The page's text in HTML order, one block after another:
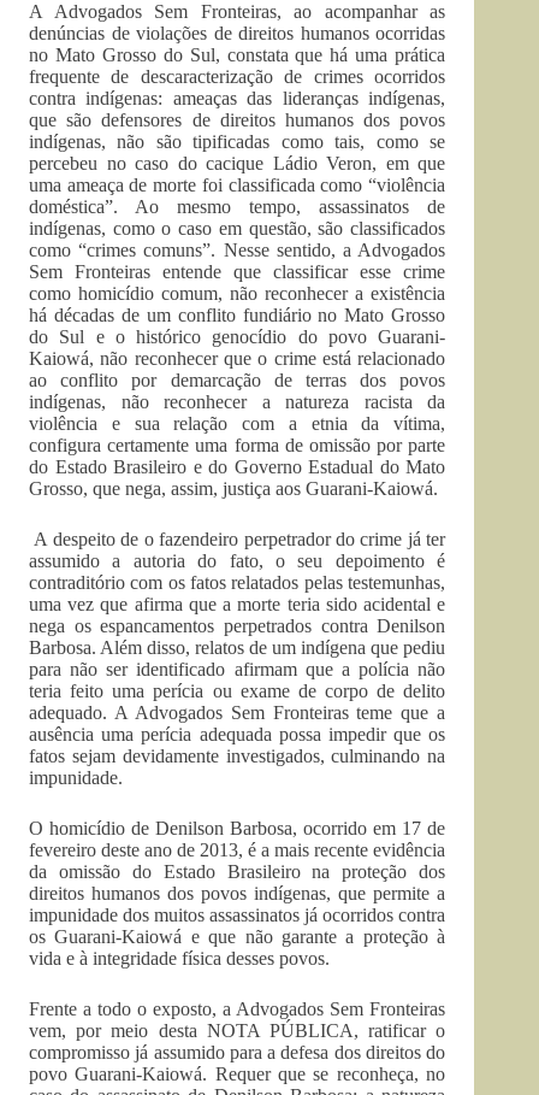
A Advogados Sem Fronteiras, ao acompanhar as
denúncias de violações de direitos humanos ocorridas
no Mato Grosso do Sul, constata que há uma prática
frequente de descaracterização de crimes ocorridos
contra indígenas: ameaças das lideranças indígenas,
que são defensores de direitos humanos dos povos
indígenas, não são tipificadas como tais, como se
percebeu no caso do cacique Ládio Veron, em que
uma ameaça de morte foi classificada como “violência
doméstica”. Ao mesmo tempo, assassinatos de
indígenas, como o caso em questão, são classificados
como “crimes comuns”. Nesse sentido, a Advogados
Sem Fronteiras entende que classificar esse crime
como homicídio comum, não reconhecer a existência
há décadas de um conflito fundiário no Mato Grosso
do Sul e o histórico genocídio do povo Guarani-
Kaiowá, não reconhecer que o crime está relacionado
ao conflito por demarcação de terras dos povos
indígenas, não reconhecer a natureza racista da
violência e sua relação com a etnia da vítima,
configura certamente uma forma de omissão por parte
do Estado Brasileiro e do Governo Estadual do Mato
Grosso, que nega, assim, justiça aos Guarani-Kaiowá.
A despeito de o fazendeiro perpetrador do crime já ter
assumido a autoria do fato, o seu depoimento é
contraditório com os fatos relatados pelas testemunhas,
uma vez que afirma que a morte teria sido acidental e
nega os espancamentos perpetrados contra Denilson
Barbosa. Além disso, relatos de um indígena que pediu
para não ser identificado afirmam que a polícia não
teria feito uma perícia ou exame de corpo de delito
adequado. A Advogados Sem Fronteiras teme que a
ausência uma perícia adequada possa impedir que os
fatos sejam devidamente investigados, culminando na
impunidade.
O homicídio de Denilson Barbosa, ocorrido em 17 de
fevereiro deste ano de 2013, é a mais recente evidência
da omissão do Estado Brasileiro na proteção dos
direitos humanos dos povos indígenas, que permite a
impunidade dos muitos assassinatos já ocorridos contra
os Guarani-Kaiowá e que não garante a proteção à
vida e à integridade física desses povos.
Frente a todo o exposto, a Advogados Sem Fronteiras
vem, por meio desta NOTA PÚBLICA, ratificar o
compromisso já assumido para a defesa dos direitos do
povo Guarani-Kaiowá. Requer que se reconheça, no